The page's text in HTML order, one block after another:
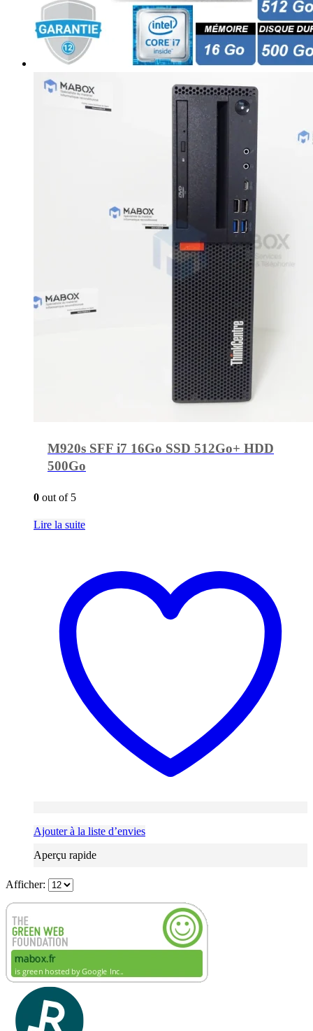
M920s SFF i7 16Go SSD 512Go+ HDD
500Go
0 out of 5
Lire la suite
Ajouter à la liste d’envies
Aperçu rapide
Afficher: